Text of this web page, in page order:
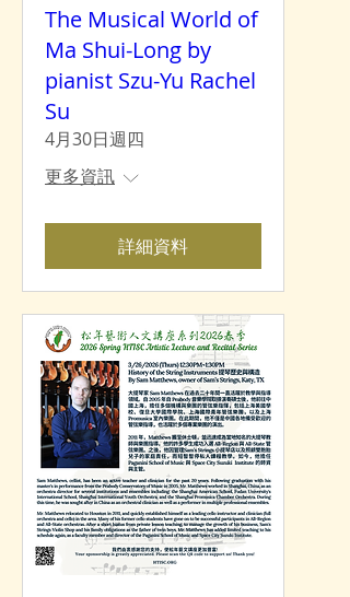
The Musical World of
Ma Shui-Long by
pianist Szu-Yu Rachel
Su
4月30日週四
更多資訊
詳細資料